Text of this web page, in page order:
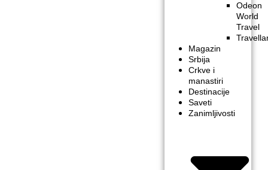
Odeon
World
Travel
Magazin
Srbija
Crkve i
manastiri
Destinacije
Saveti
Zanimljivosti